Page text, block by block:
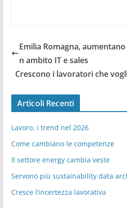
Emilia Romagna,
n ambito IT e sales
Crescono i lavoratori che
Articoli Recenti
Lavoro, i trend nel 2026
Come cambiano le competenze
Il settore energy cambia veste
Servono più sustainability data
Cresce l’incertezza lavorativa